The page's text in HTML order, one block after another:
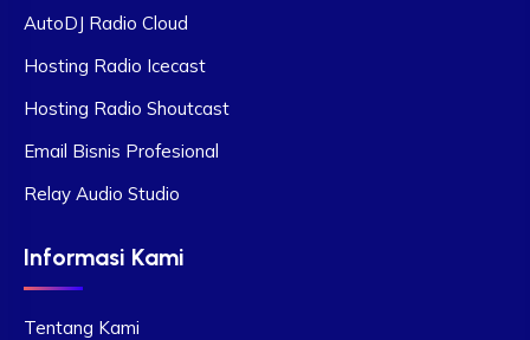
AutoDJ Radio Cloud
Hosting Radio Icecast
Hosting Radio Shoutcast
Email Bisnis Profesional
Relay Audio Studio
Informasi Kami
Tentang Kami